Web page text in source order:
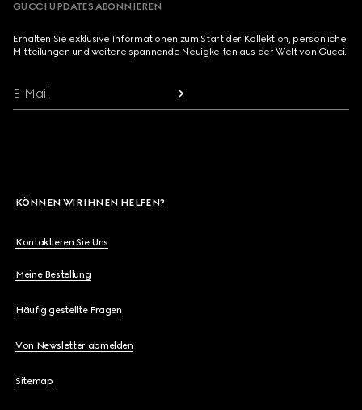
GUCCI UPDATES ABONNIEREN
Erhalten Sie exklusive Informationen zum Start der Kollektion, persönliche
Mitteilungen und weitere spannende Neuigkeiten aus der Welt von Gucci.
E-Mail
KÖNNEN WIR IHNEN HELFEN?
Kontaktieren Sie Uns
Meine Bestellung
Häufig gestellte Fragen
Von Newsletter abmelden
Sitemap